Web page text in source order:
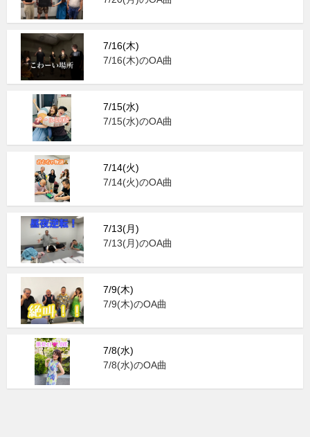
7/16(木)
7/16(木)のOA曲
7/15(水)
7/15(水)のOA曲
7/14(火)
7/14(火)のOA曲
7/13(月)
7/13(月)のOA曲
7/9(木)
7/9(木)のOA曲
7/8(水)
7/8(水)のOA曲